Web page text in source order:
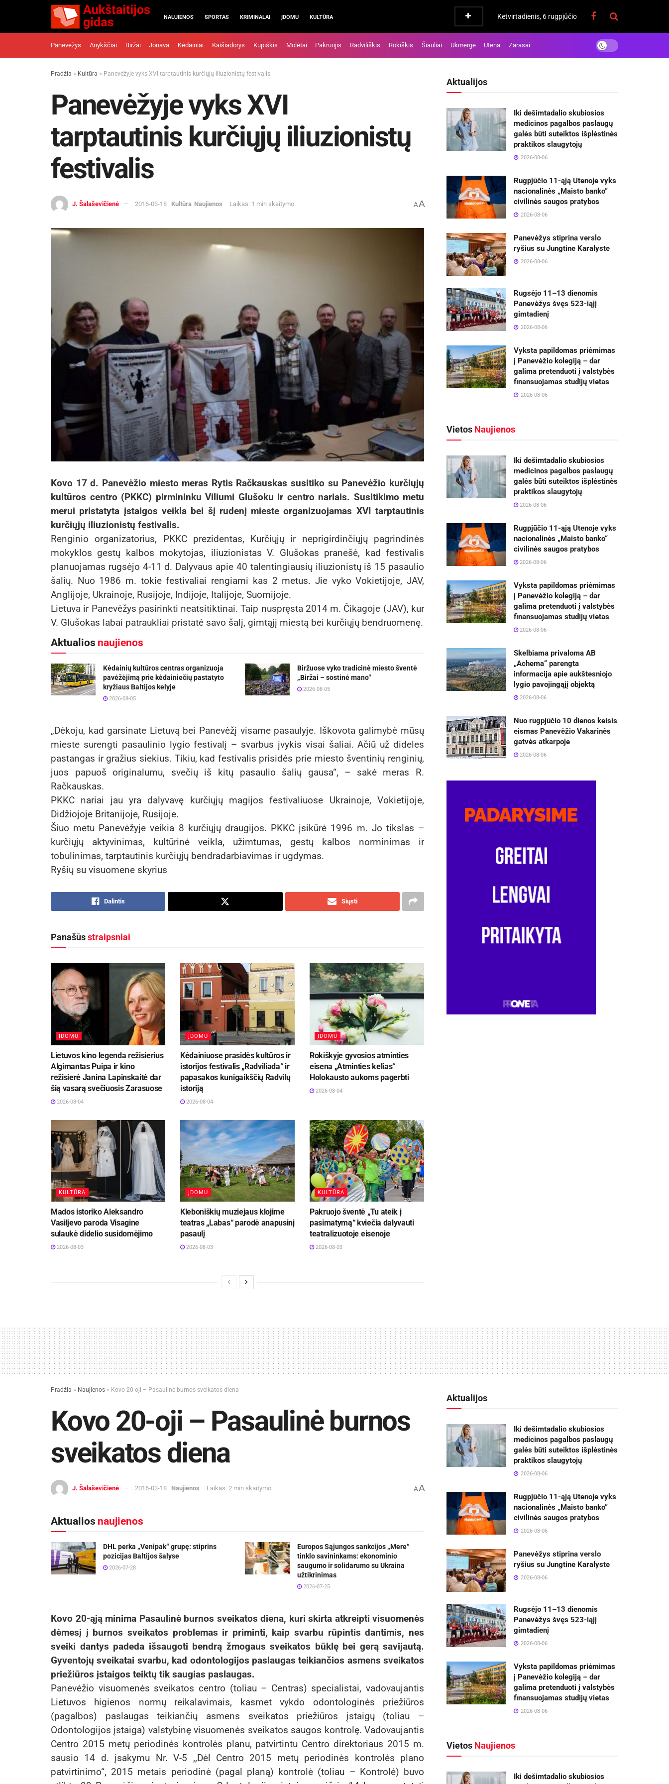
NAUJIENOS SPORTAS KRIMINALAI ĮDOMU KULTŪRA Ketvirtadienis, 6 rugpjūčio
Panevėžys Anykščiai Biržai Jonava Kėdainiai Kaišiadorys Kupiškis Molėtai Pakruojis Radviliškis Rokiškis Šiauliai Ukmergė Utena Zarasai
Pradžia » Kultūra » Panevėžyje vyks XVI tarptautinis kurčiųjų iliuzionistų festivalis
Panevėžyje vyks XVI
tarptautinis kurčiųjų iliuzionistų
festivalis
J. Šalaševičienė 2016-03-18 Kultūra Naujienos Laikas: 1 min skaitymo AA
Kovo 17 d. Panevėžio miesto meras Rytis Račkauskas susitiko su Panevėžio kurčiųjų
kultūros centro (PKKC) pirmininku Viliumi Glušoku ir centro nariais. Susitikimo metu
merui pristatyta įstaigos veikla bei šį rudenį mieste organizuojamas XVI tarptautinis
kurčiųjų iliuzionistų festivalis.
Renginio organizatorius, PKKC prezidentas, Kurčiųjų ir neprigirdinčiųjų pagrindinės
mokyklos gestų kalbos mokytojas, iliuzionistas V. Glušokas pranešė, kad festivalis
planuojamas rugsėjo 4-11 d. Dalyvaus apie 40 talentingiausių iliuzionistų iš 15 pasaulio
šalių. Nuo 1986 m. tokie festivaliai rengiami kas 2 metus. Jie vyko Vokietijoje, JAV,
Anglijoje, Ukrainoje, Rusijoje, Indijoje, Italijoje, Suomijoje.
Lietuva ir Panevėžys pasirinkti neatsitiktinai. Taip nuspręsta 2014 m. Čikagoje (JAV), kur
V. Glušokas labai patraukliai pristatė savo šalį, gimtąjį miestą bei kurčiųjų bendruomenę.
Aktualios naujienos
Kėdainių kultūros centras organizuoja
pavėžėjimą prie kėdainiečių pastatyto
kryžiaus Baltijos kelyje
2026-08-05
Biržuose vyko tradicinė miesto šventė
„Biržai – sostinė mano“
2026-08-05
„Dėkoju, kad garsinate Lietuvą bei Panevėžį visame pasaulyje. Iškovota galimybė mūsų
mieste surengti pasaulinio lygio festivalį – svarbus įvykis visai šaliai. Ačiū už dideles
pastangas ir gražius siekius. Tikiu, kad festivalis prisidės prie miesto šventinių renginių,
juos papuoš originalumu, svečių iš kitų pasaulio šalių gausa“, – sakė meras R.
Račkauskas.
PKKC nariai jau yra dalyvavę kurčiųjų magijos festivaliuose Ukrainoje, Vokietijoje,
Didžiojoje Britanijoje, Rusijoje.
Šiuo metu Panevėžyje veikia 8 kurčiųjų draugijos. PKKC įsikūrė 1996 m. Jo tikslas –
kurčiųjų aktyvinimas, kultūrinė veikla, užimtumas, gestų kalbos norminimas ir
tobulinimas, tarptautinis kurčiųjų bendradarbiavimas ir ugdymas.
Ryšių su visuomene skyrius
Dalintis Siųsti
Panašūsstraipsniai
ĮDOMU
Lietuvos kino legenda režisierius
Algimantas Puipa ir kino
režisierė Janina Lapinskaitė dar
šią vasarą svečiuosis Zarasuose
2026-08-04
ĮDOMU
Kėdainiuose prasidės kultūros ir
istorijos festivalis „Radviliada“ ir
papasakos kunigaikščių Radvilų
istoriją
2026-08-04
ĮDOMU
Rokiškyje gyvosios atminties
eisena „Atminties kelias“
Holokausto aukoms pagerbti
2026-08-04
KULTŪRA
Mados istoriko Aleksandro
Vasiljevo paroda Visagine
sulaukė didelio susidomėjimo
2026-08-03
ĮDOMU
Kleboniškių muziejaus klojime
teatras „Labas“ parodė anapusinį
pasaulį
2026-08-03
KULTŪRA
Pakruojo šventė „Tu ateik į
pasimatymą“ kviečia dalyvauti
teatralizuotoje eisenoje
2026-08-03
Aktualijos
Iki dešimtadalio skubiosios
medicinos pagalbos paslaugų
galės būti suteiktos išplėstinės
praktikos slaugytojų
2026-08-06
Rugpjūčio 11-ąją Utenoje vyks
nacionalinės „Maisto banko“
civilinės saugos pratybos
2026-08-06
Panevėžys stiprina verslo
ryšius su Jungtine Karalyste
2026-08-06
Rugsėjo 11–13 dienomis
Panevėžys švęs 523-iąjį
gimtadienį
2026-08-06
Vyksta papildomas priėmimas
į Panevėžio kolegiją – dar
galima pretenduoti į valstybės
finansuojamas studijų vietas
2026-08-06
Vietos Naujienos
Iki dešimtadalio skubiosios
medicinos pagalbos paslaugų
galės būti suteiktos išplėstinės
praktikos slaugytojų
2026-08-06
Rugpjūčio 11-ąją Utenoje vyks
nacionalinės „Maisto banko“
civilinės saugos pratybos
2026-08-06
Vyksta papildomas priėmimas
į Panevėžio kolegiją – dar
galima pretenduoti į valstybės
finansuojamas studijų vietas
2026-08-06
Skelbiama privaloma AB
„Achema“ parengta
informacija apie aukštesniojo
lygio pavojingąjį objektą
2026-08-06
Nuo rugpjūčio 10 dienos keisis
eismas Panevėžio Vakarinės
gatvės atkarpoje
2026-08-06
Pradžia » Naujienos » Kovo 20-oji – Pasaulinė burnos sveikatos diena
Kovo 20-oji – Pasaulinė burnos
sveikatos diena
J. Šalaševičienė 2016-03-18 Naujienos Laikas: 2 min skaitymo AA
Aktualios naujienos
DHL perka „Venipak“ grupę: stiprins
pozicijas Baltijos šalyse
2026-07-28
Europos Sąjungos sankcijos „Mere“
tinklo savininkams: ekonominio
saugumo ir solidarumo su Ukraina
užtikrinimas
2026-07-25
Kovo 20-ąją minima Pasaulinė burnos sveikatos diena, kuri skirta atkreipti visuomenės
dėmesį į burnos sveikatos problemas ir priminti, kaip svarbu rūpintis dantimis, nes
sveiki dantys padeda išsaugoti bendrą žmogaus sveikatos būklę bei gerą savijautą.
Gyventojų sveikatai svarbu, kad odontologijos paslaugas teikiančios asmens sveikatos
priežiūros įstaigos teiktų tik saugias paslaugas.
Panevėžio visuomenės sveikatos centro (toliau – Centras) specialistai, vadovaujantis
Lietuvos higienos normų reikalavimais, kasmet vykdo odontologinės priežiūros
(pagalbos) paslaugas teikiančių asmens sveikatos priežiūros įstaigų (toliau –
Odontologijos įstaiga) valstybinę visuomenės sveikatos saugos kontrolę. Vadovaujantis
Centro 2015 metų periodinės kontrolės planu, patvirtintu Centro direktoriaus 2015 m.
sausio 14 d. įsakymu Nr. V-5 ,,Dėl Centro 2015 metų periodinės kontrolės plano
patvirtinimo“, 2015 metais periodinė (pagal planą) kontrolė (toliau – Kontrolė) buvo
Aktualijos
Iki dešimtadalio skubiosios
medicinos pagalbos paslaugų
galės būti suteiktos išplėstinės
praktikos slaugytojų
2026-08-06
Rugpjūčio 11-ąją Utenoje vyks
nacionalinės „Maisto banko“
civilinės saugos pratybos
2026-08-06
Panevėžys stiprina verslo
ryšius su Jungtine Karalyste
2026-08-06
Rugsėjo 11–13 dienomis
Panevėžys švęs 523-iąjį
gimtadienį
2026-08-06
Vyksta papildomas priėmimas
į Panevėžio kolegiją – dar
galima pretenduoti į valstybės
finansuojamas studijų vietas
2026-08-06
Vietos Naujienos
Iki dešimtadalio skubiosios